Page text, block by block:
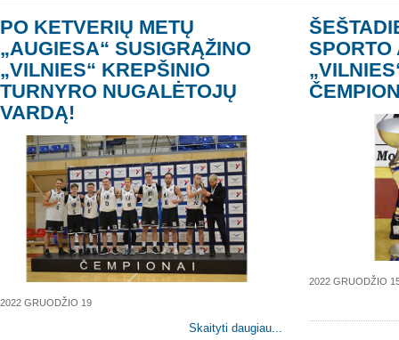
PO KETVERIŲ METŲ
„AUGIESA“ SUSIGRĄŽINO
„VILNIES“ KREPŠINIO
TURNYRO NUGALĖTOJŲ
VARDĄ!
2022 GRUODŽIO 19
Skaityti daugiau...
SPORTO
2022 GRUODŽIO